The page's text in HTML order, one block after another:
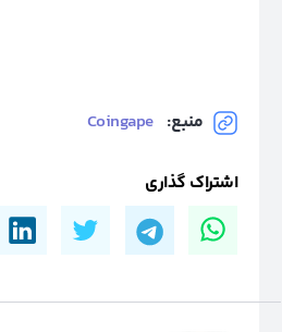
منبع: Coingape
اشتراک گذاری